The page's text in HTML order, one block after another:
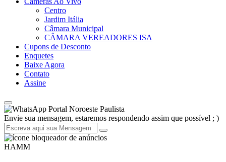
Centro
Jardim Itália
Câmara Municipal
CÂMARA VEREADORES ISA
Cupons de Desconto
Enquetes
Baixe Agora
Contato
Assine
Portal Noroeste Paulista
Envie sua mensagem, estaremos respondendo assim que possível ; )
HAMM